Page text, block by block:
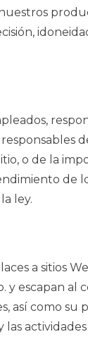
o de la
de
ley.
a sitios
y escapan al
así como su
actividades